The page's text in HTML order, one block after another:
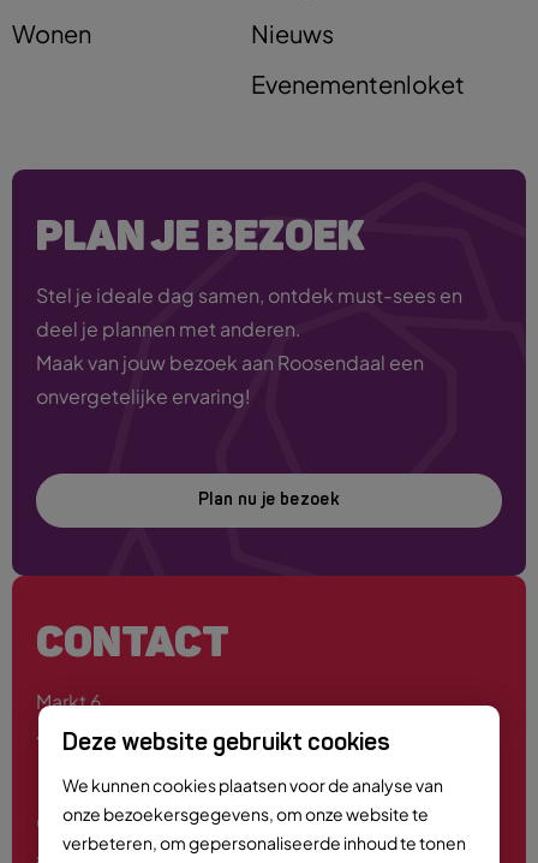
Deze website gebruikt cookies
We kunnen cookies plaatsen voor de analyse van
onze bezoekersgegevens, om onze website te
verbeteren, om gepersonaliseerde inhoud te tonen
Wonen
Nieuws
Evenementenloket
PLAN JE BEZOEK
Stel je ideale dag samen, ontdek must-sees en
deel je plannen met anderen.
Maak van jouw bezoek aan Roosendaal een
onvergetelijke ervaring!
Plan nu je bezoek
CONTACT
Markt 6
4701 PE Roosendaal
0165 - 55 44 00